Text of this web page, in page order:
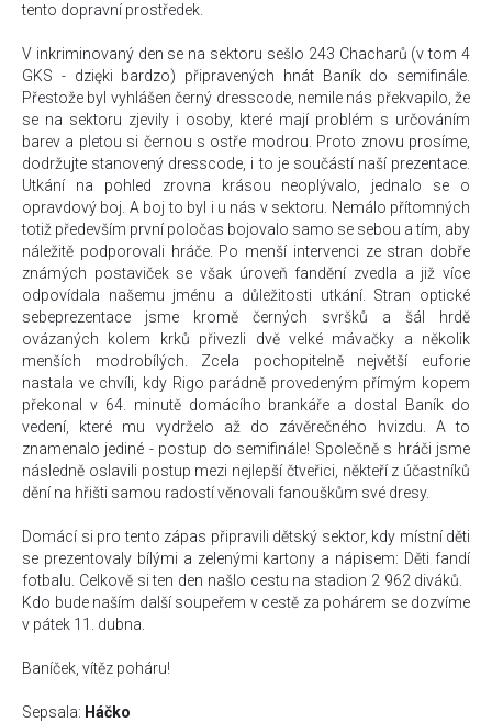
tento dopravní prostředek.
V inkriminovaný den se na sektoru sešlo 243 Chacharů (v tom 4
GKS - dzięki bardzo) připravených hnát Baník do semifinále.
Přestože byl vyhlášen černý dresscode, nemile nás překvapilo, že
se na sektoru zjevily i osoby, které mají problém s určováním
barev a pletou si černou s ostře modrou. Proto znovu prosíme,
dodržujte stanovený dresscode, i to je součástí naší prezentace.
Utkání na pohled zrovna krásou neoplývalo, jednalo se o
opravdový boj. A boj to byl i u nás v sektoru. Nemálo přítomných
totiž především první poločas bojovalo samo se sebou a tím, aby
náležitě podporovali hráče. Po menší intervenci ze stran dobře
známých postaviček se však úroveň fandění zvedla a již více
odpovídala našemu jménu a důležitosti utkání. Stran optické
sebeprezentace jsme kromě černých svršků a šál hrdě
ovázaných kolem krků přivezli dvě velké mávačky a několik
menších modrobílých. Zcela pochopitelně největší euforie
nastala ve chvíli, kdy Rigo parádně provedeným přímým kopem
překonal v 64. minutě domácího brankáře a dostal Baník do
vedení, které mu vydrželo až do závěrečného hvizdu. A to
znamenalo jediné - postup do semifinále! Společně s hráči jsme
následně oslavili postup mezi nejlepší čtveřici, někteří z účastníků
dění na hřišti samou radostí věnovali fanouškům své dresy.
Domácí si pro tento zápas připravili dětský sektor, kdy místní děti
se prezentovaly bílými a zelenými kartony a nápisem: Děti fandí
fotbalu. Celkově si ten den našlo cestu na stadion 2 962 diváků.
Kdo bude naším další soupeřem v cestě za pohárem se dozvíme
v pátek 11. dubna.
Baníček, vítěz poháru!
Sepsala: Háčko